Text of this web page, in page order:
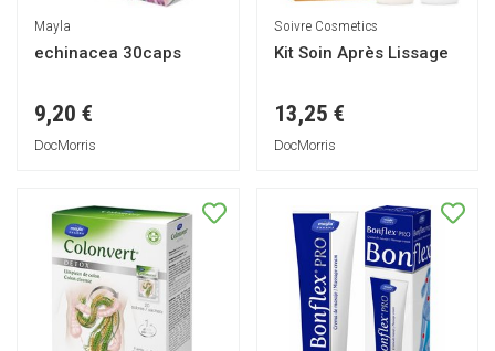
Mayla
echinacea 30caps
9,20 €
DocMorris
Soivre Cosmetics
Kit Soin Après Lissage
13,25 €
DocMorris